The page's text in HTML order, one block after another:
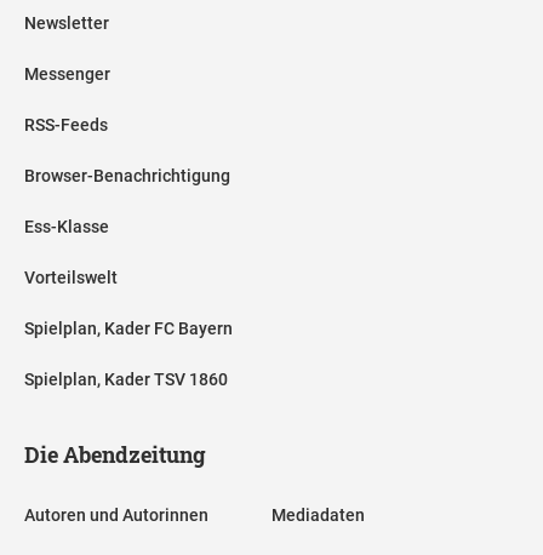
Newsletter
Messenger
RSS-Feeds
Browser-Benachrichtigung
Ess-Klasse
Vorteilswelt
Spielplan, Kader FC Bayern
Spielplan, Kader TSV 1860
Die Abendzeitung
Autoren und Autorinnen Mediadaten